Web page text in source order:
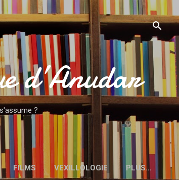
d’Anudar
?
FILMS VEXILLOLOGIE PLUS…